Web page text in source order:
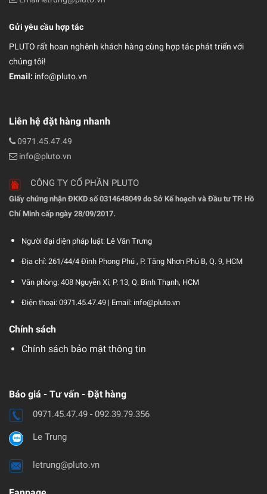
Phone 0971.45.47.49
Gửi yêu cầu hợp tác
PLUTO rất hoan nghênh khách hàng cùng hợp tác phát triển với
chúng tôi!
Liên hệ đặt hàng nhanh
0971.45.47.49
CÔNG TY CỔ PHẦN PLUTO
Giấy chứng nhận ĐKKD số 0314648049 do Sở Kế hoạch và Đầu tư TP. Hồ
Người đại diện pháp luật: Lê Văn Trưng
Địa chỉ: 261/44/4 Đình Phong Phú , P. Tăng Nhơn Phú B, Q. 9, HCM
Văn phòng: 408 Nguyễn Xí, P. 13, Q. Bình Thạnh, HCM
Chính sách
Báo giá - Tư vấn - Đặt hàng
0971.45.47.49 - 092.39.79.356